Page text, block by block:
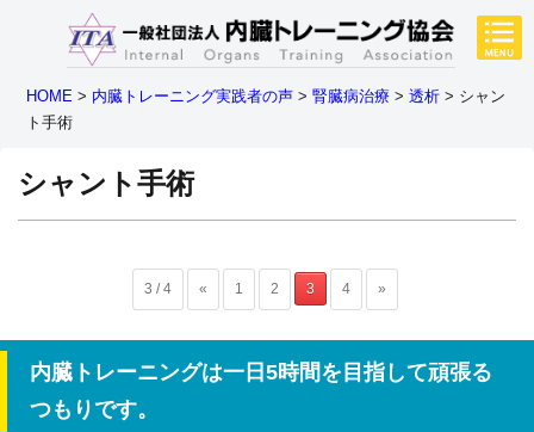
HOME > 内臓トレーニング実践者の声 >腎臓病治療 >透析 > シャン
ト手術
シャント手術
3 / 4 « 1 2 3 4 »
内臓トレーニングは一日5時間を目指して頑張る
つもりです。